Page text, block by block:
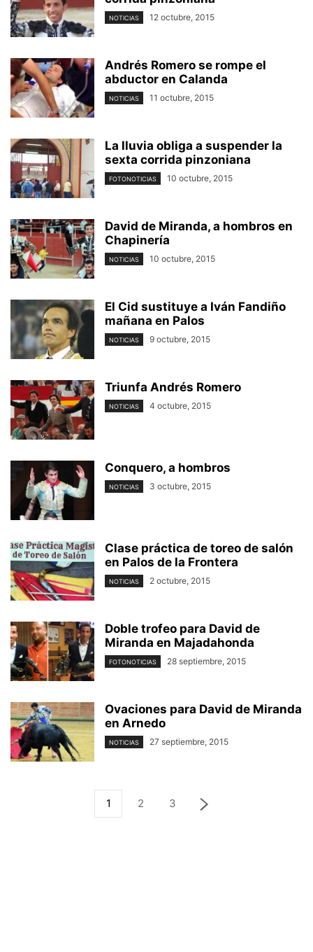
NOTICIAS 12 octubre, 2015
Andrés Romero se rompe el
abductor en Calanda
NOTICIAS 11 octubre, 2015
La lluvia obliga a suspender la
sexta corrida pinzoniana
FOTONOTICIAS 10 octubre, 2015
David de Miranda, a hombros en
Chapinería
NOTICIAS 10 octubre, 2015
El Cid sustituye a Iván Fandiño
mañana en Palos
NOTICIAS 9 octubre, 2015
Triunfa Andrés Romero
NOTICIAS 4 octubre, 2015
Conquero, a hombros
NOTICIAS 3 octubre, 2015
Clase práctica de toreo de salón
en Palos de la Frontera
NOTICIAS 2 octubre, 2015
Doble trofeo para David de
Miranda en Majadahonda
FOTONOTICIAS 28 septiembre, 2015
Ovaciones para David de Miranda
en Arnedo
NOTICIAS 27 septiembre, 2015
1 2 3